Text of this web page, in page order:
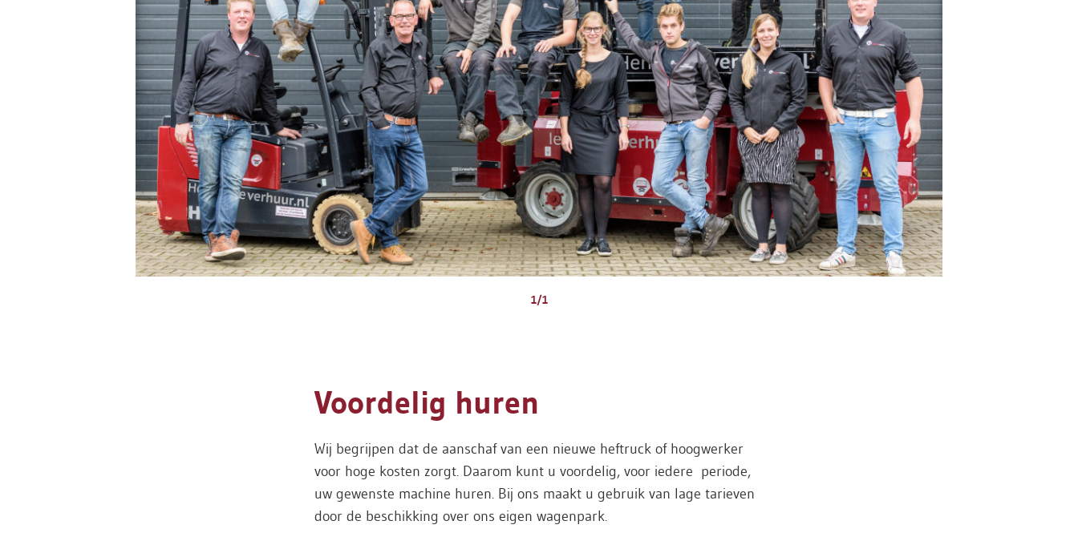
1/1
Voordelig huren
Wij begrijpen dat de aanschaf van een nieuwe heftruck of hoogwerker
voor hoge kosten zorgt. Daarom kunt u voordelig, voor iedere periode,
uw gewenste machine huren. Bij ons maakt u gebruik van lage tarieven
door de beschikking over ons eigen wagenpark.